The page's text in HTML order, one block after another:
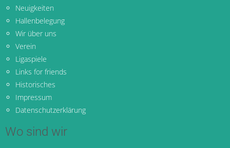
Neuigkeiten
Hallenbelegung
Wir über uns
Verein
Ligaspiele
Links for friends
Historisches
Impressum
Datenschutzerklärung
Wo sind wir